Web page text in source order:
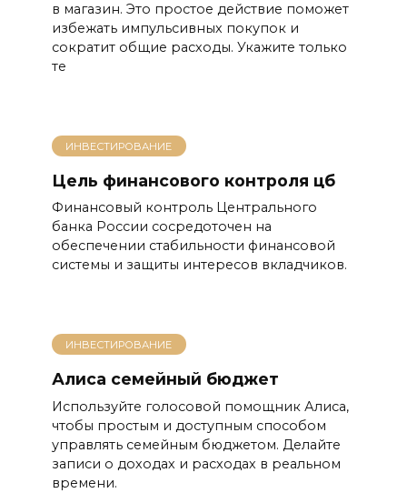
в магазин. Это простое действие поможет
избежать импульсивных покупок и
сократит общие расходы. Укажите только
те
ИНВЕСТИРОВАНИЕ
Цель финансового контроля цб
Финансовый контроль Центрального
банка России сосредоточен на
обеспечении стабильности финансовой
системы и защиты интересов вкладчиков.
ИНВЕСТИРОВАНИЕ
Алиса семейный бюджет
Используйте голосовой помощник Алиса,
чтобы простым и доступным способом
управлять семейным бюджетом. Делайте
записи о доходах и расходах в реальном
времени.